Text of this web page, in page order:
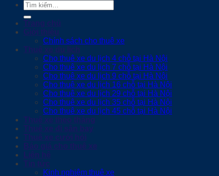
Tìm
kiếm:
Trang chủ
Giới thiệu
Chính sách cho thuê xe
Thuê xe du lịch
Cho thuê xe du lịch 4 chỗ tại Hà Nội
Cho thuê xe du lịch 7 chỗ tại Hà Nội
Cho thuê xe du lịch 9 chỗ tại Hà Nội
Cho thuê xe du lịch 16 chỗ tại Hà Nội
Cho thuê xe du lịch 29 chỗ tại Hà Nội
Cho thuê xe du lịch 35 chỗ tại Hà Nội
Cho thuê xe du lịch 45 chỗ tại Hà Nội
Thuê xe theo tháng
Thuê xe đi sân bay
Thuê xe cưới hỏi
Báo giá cho thuê xe
Liên hệ
Tin tức
Kinh nghiệm thuê xe